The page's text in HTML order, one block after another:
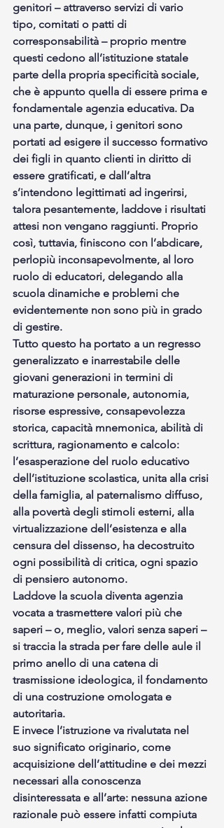
genitori – attraverso servizi di vario
tipo, comitati o patti di
corresponsabilità – proprio mentre
questi cedono all’istituzione statale
parte della propria specificità sociale,
che è appunto quella di essere prima e
fondamentale agenzia educativa. Da
una parte, dunque, i genitori sono
portati ad esigere il successo formativo
dei figli in quanto clienti in diritto di
essere gratificati, e dall’altra
s’intendono legittimati ad ingerirsi,
talora pesantemente, laddove i risultati
attesi non vengano raggiunti. Proprio
così, tuttavia, finiscono con l’abdicare,
perlopiù inconsapevolmente, al loro
ruolo di educatori, delegando alla
scuola dinamiche e problemi che
evidentemente non sono più in grado
di gestire.
Tutto questo ha portato a un regresso
generalizzato e inarrestabile delle
giovani generazioni in termini di
maturazione personale, autonomia,
risorse espressive, consapevolezza
storica, capacità mnemonica, abilità di
scrittura, ragionamento e calcolo:
l’esasperazione del ruolo educativo
dell’istituzione scolastica, unita alla crisi
della famiglia, al paternalismo diffuso,
alla povertà degli stimoli esterni, alla
virtualizzazione dell’esistenza e alla
censura del dissenso, ha decostruito
ogni possibilità di critica, ogni spazio
di pensiero autonomo.
Laddove la scuola diventa agenzia
vocata a trasmettere valori più che
saperi – o, meglio, valori senza saperi –
si traccia la strada per fare delle aule il
primo anello di una catena di
trasmissione ideologica, il fondamento
di una costruzione omologata e
autoritaria.
E invece l’istruzione va rivalutata nel
suo significato originario, come
acquisizione dell’attitudine e dei mezzi
necessari alla conoscenza
disinteressata e all’arte: nessuna azione
razionale può essere infatti compiuta